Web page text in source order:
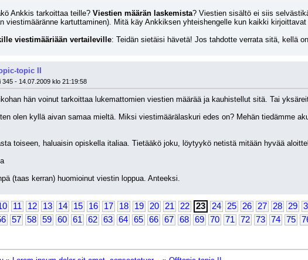
Ankkis tarkoittaa teille? Viestien määrän laskemista? Viestien sisältö ei siis
viestimääränne kartuttaminen). Mitä käy Ankkiksen yhteishengelle kun kaikki
viestimääriään vertaileville: Teidän sietäisi hävetä! Jos tahdotte verrata sitä, kellä
topic II
345 - 14.07.2009 klo 21:19:58
hän voinut tarkoittaa lukemattomien viestien määrää ja kauhistellut sitä. Tai
olen kyllä aivan samaa mieltä. Miksi viestimäärälaskuri edes on? Mehän tiedämme
toiseen, haluaisin opiskella italiaa. Tietääkö joku, löytyykö netistä mitään hyvää
(taas kerran) huomioinut viestin loppua. Anteeksi.
11 12 13 14 15 16 17 18 19 20 21 22 23 24 25 26 27 28 29
57 58 59 60 61 62 63 64 65 66 67 68 69 70 71 72 73 74 75